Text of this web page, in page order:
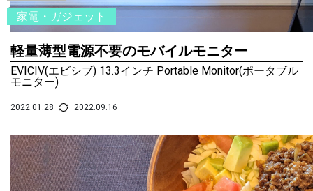
家電・ガジェット
軽量薄型電源不要のモバイルモニター
EVICIV(エビシブ) 13.3インチ Portable Monitor(ポータブル
モニター)
2022.01.28 2022.09.16